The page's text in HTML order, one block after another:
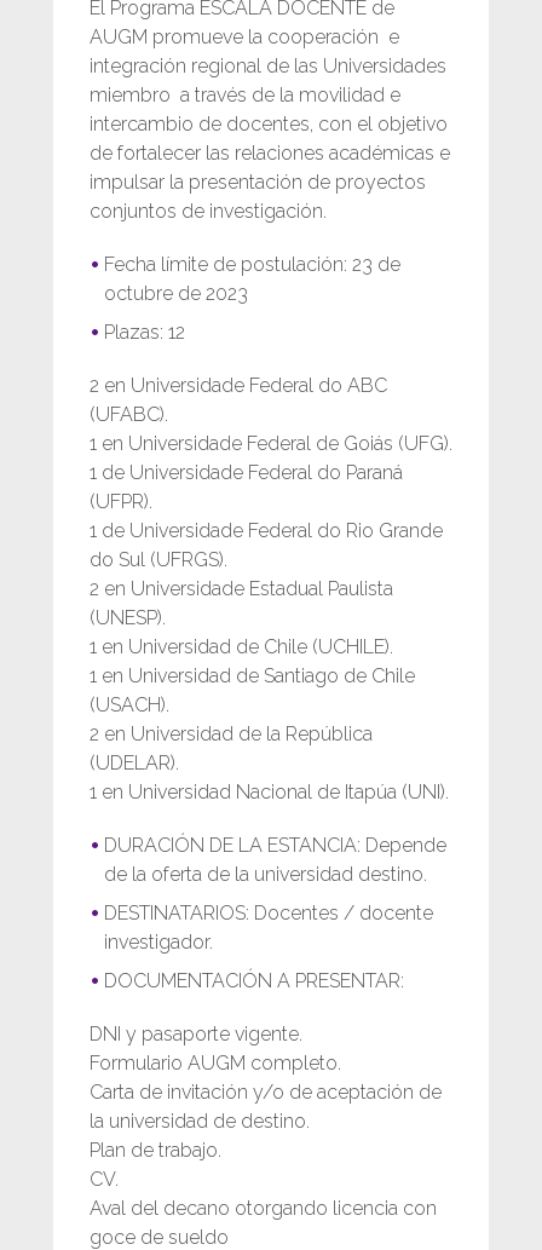
El Programa ESCALA DOCENTE de
AUGM promueve la cooperación e
integración regional de las Universidades
miembro a través de la movilidad e
intercambio de docentes, con el objetivo
de fortalecer las relaciones académicas e
impulsar la presentación de proyectos
conjuntos de investigación.
Fecha límite de postulación: 23 de
octubre de 2023
Plazas: 12
2 en Universidade Federal do ABC
(UFABC).
1 en Universidade Federal de Goiás (UFG).
1 de Universidade Federal do Paraná
(UFPR).
1 de Universidade Federal do Rio Grande
do Sul (UFRGS).
2 en Universidade Estadual Paulista
(UNESP).
1 en Universidad de Chile (UCHILE).
1 en Universidad de Santiago de Chile
(USACH).
2 en Universidad de la República
(UDELAR).
1 en Universidad Nacional de Itapúa (UNI).
DURACIÓN DE LA ESTANCIA: Depende
de la oferta de la universidad destino.
DESTINATARIOS: Docentes / docente
investigador.
DOCUMENTACIÓN A PRESENTAR:
DNI y pasaporte vigente.
Formulario AUGM completo.
Carta de invitación y/o de aceptación de
la universidad de destino.
Plan de trabajo.
CV.
Aval del decano otorgando licencia con
goce de sueldo